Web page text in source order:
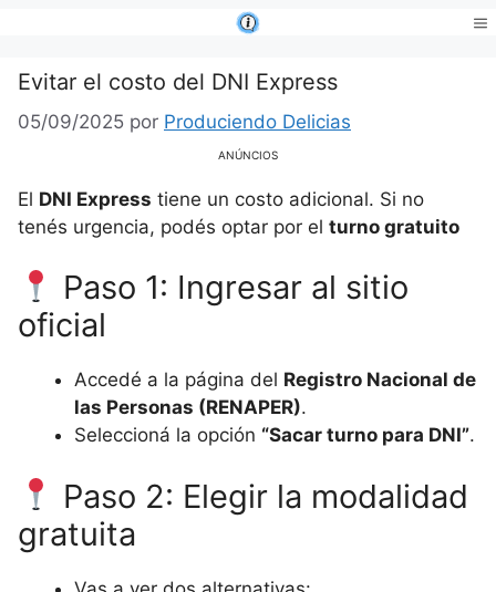
contenido
Evitar el costo del DNI Express
05/09/2025 por Produciendo Delicias
ANÚNCIOS
El DNI Express tiene un costo adicional. Si no
tenés urgencia, podés optar por el turno gratuito
Paso 1: Ingresar al sitio
oficial
Accedé a la página del Registro Nacional de
las Personas (RENAPER).
Seleccioná la opción “Sacar turno para DNI”.
Paso 2: Elegir la modalidad
gratuita